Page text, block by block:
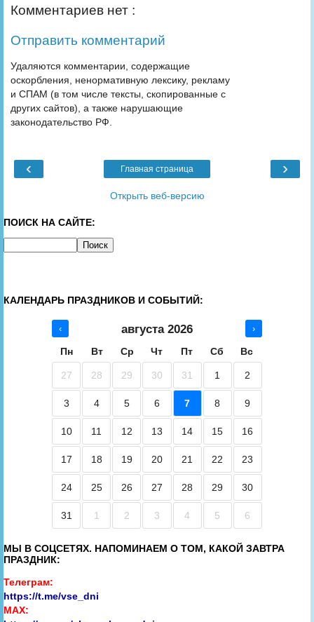
Комментариев нет :
Отправить комментарий
Удаляются комментарии, содержащие
оскорбления, ненормативную лексику, рекламу
и СПАМ (в том числе тексты, скопированные с
других сайтов), а также нарушающие
законодательство РФ.
‹ ›
Главная страница
Открыть веб-версию
ПОИСК НА САЙТЕ:
КАЛЕНДАРЬ ПРАЗДНИКОВ И СОБЫТИЙ:
‹ августа 2026 ›
Пн Вт Ср Чт Пт Сб Вс
27 28 29 30 31 1 2
3 4 5 6 7 8 9
10 11 12 13 14 15 16
17 18 19 20 21 22 23
24 25 26 27 28 29 30
31 1 2 3 4 5 6
МЫ В СОЦСЕТЯХ. НАПОМИНАЕМ О ТОМ, КАКОЙ ЗАВТРА
ПРАЗДНИК:
Телеграм:
https://t.me/vse_dni
MAX: